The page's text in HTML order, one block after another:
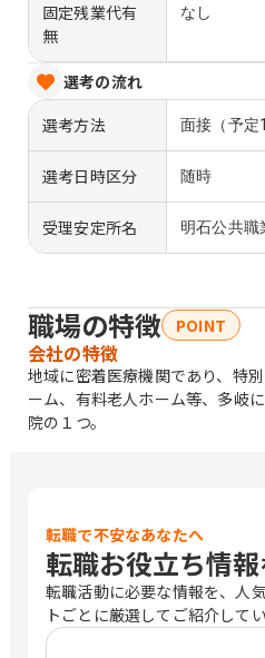
固定残業代有
無
なし
選考の流れ
選考方法
面接（予
選考日時区分 随時
受理安定所名 明石公共職
職場の特徴 POINT
会社の特徴
地域に密着医療機関であり、特
ーム、有料老人ホーム等、多岐
院の１つ。
転職で不安なあなたへ
転職お役立ち情報
転職活動に必要な情報を、人
トごとに厳選してご紹介してい